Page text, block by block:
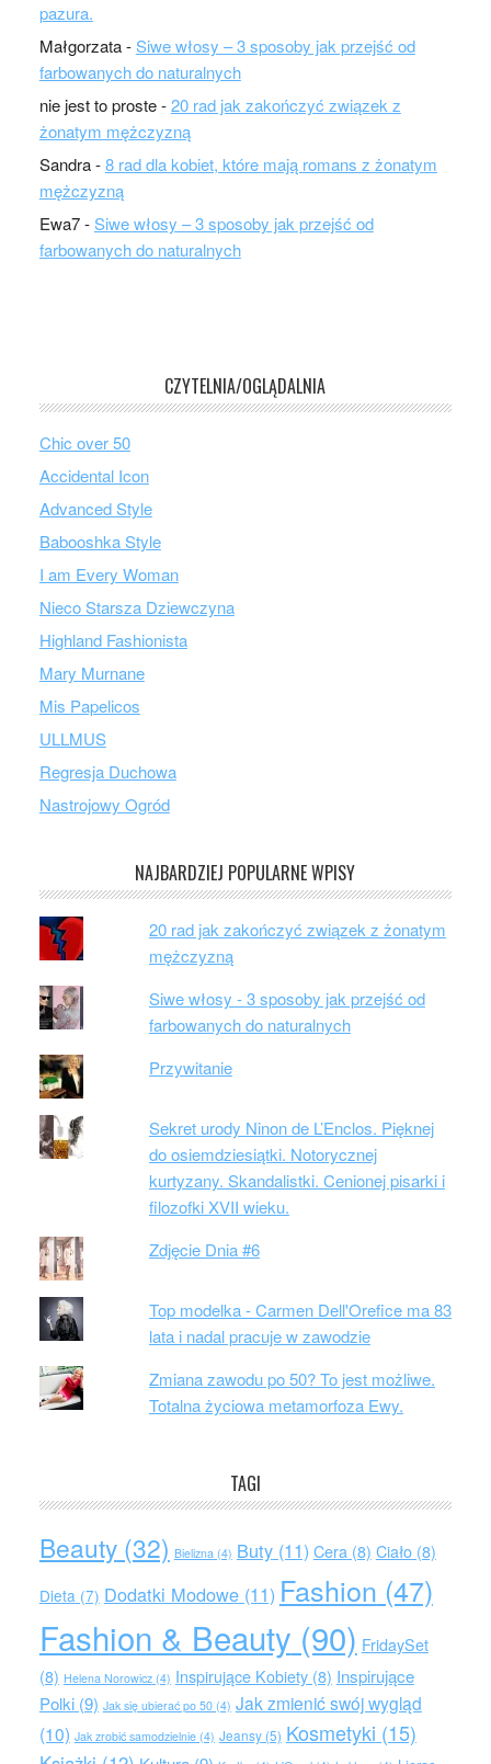
pazura.
Małgorzata-Siwe włosy – 3 sposoby jak przejść od
farbowanych do naturalnych
nie jest to proste-20 rad jak zakończyć związek z
żonatym mężczyzną
Sandra-8 rad dla kobiet, które mają romans z żonatym
mężczyzną
Ewa7-Siwe włosy – 3 sposoby jak przejść od
farbowanych do naturalnych
CZYTELNIA/OGLĄDALNIA
Chic over 50
Accidental Icon
Advanced Style
Babooshka Style
I am Every Woman
Nieco Starsza Dziewczyna
Highland Fashionista
Mary Murnane
Mis Papelicos
ULLMUS
Regresja Duchowa
Nastrojowy Ogród
NAJBARDZIEJ POPULARNE WPISY
20 rad jak zakończyć związek z żonatym
mężczyzną
Siwe włosy - 3 sposoby jak przejść od
farbowanych do naturalnych
Przywitanie
Sekret urody Ninon de L’Enclos. Pięknej
do osiemdziesiątki. Notorycznej
kurtyzany. Skandalistki. Cenionej pisarki i
filozofki XVII wieku.
Zdjęcie Dnia #6
Top modelka - Carmen Dell'Orefice ma 83
lata i nadal pracuje w zawodzie
Zmiana zawodu po 50? To jest możliwe.
Totalna życiowa metamorfoza Ewy.
TAGI
Beauty(32) Bielizna(4) Buty(11) Cera(8) Ciało(8)
Dieta(7) Dodatki Modowe(11) Fashion (47)
Fashion & Beauty (90) FridaySet
(8) Helena Norowicz(4) Inspirujące Kobiety(8) Inspirujące
Polki(9) Jak się ubierać po 50(4) Jak zmienić swój wygląd
(10) Jak zrobić samodzielnie(4) Jeansy(5) Kosmetyki (15)